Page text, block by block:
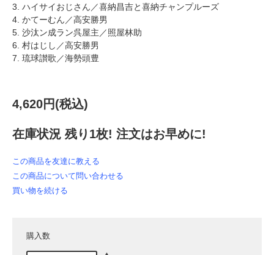
3. ハイサイおじさん／喜納昌吉と喜納チャンプルーズ
4. かてーむん／高安勝男
5. 沙汰ン成ラン呉屋主／照屋林助
6. 村はじし／高安勝男
7. 琉球讃歌／海勢頭豊
4,620円(税込)
在庫状況 残り1枚! 注文はお早めに!
この商品を友達に教える
この商品について問い合わせる
買い物を続ける
購入数